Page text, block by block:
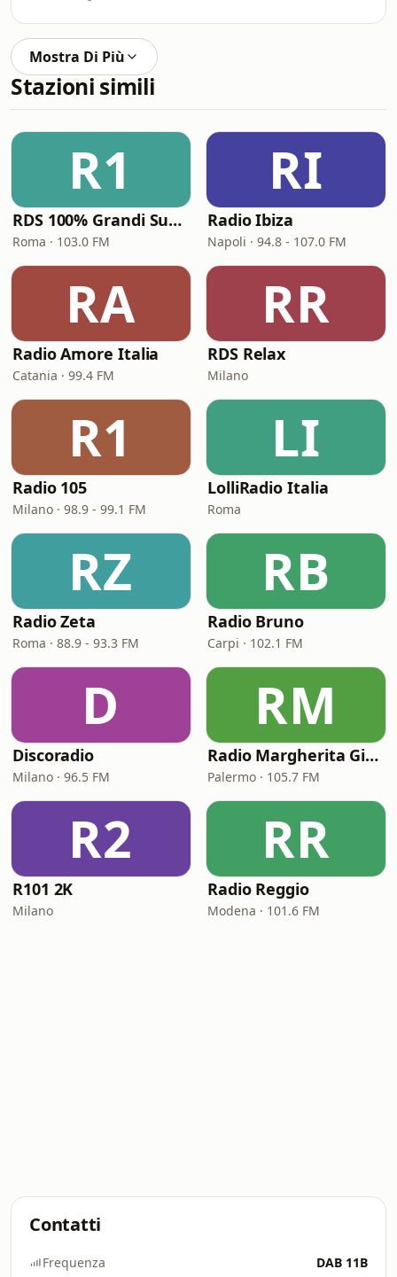
Mostra Di Più
Stazioni simili
R1
RDS 100% Grandi Successi
Roma · 103.0 FM
RI
Radio Ibiza
Napoli · 94.8 - 107.0 FM
RA
Radio Amore Italia
Catania · 99.4 FM
RR
RDS Relax
Milano
R1
Radio 105
Milano · 98.9 - 99.1 FM
LI
LolliRadio Italia
Roma
RZ
Radio Zeta
Roma · 88.9 - 93.3 FM
RB
Radio Bruno
Carpi · 102.1 FM
D
Discoradio
Milano · 96.5 FM
RM
Radio Margherita Giovane
Palermo · 105.7 FM
R2
R101 2K
Milano
RR
Radio Reggio
Modena · 101.6 FM
Contatti
Frequenza DAB 11B